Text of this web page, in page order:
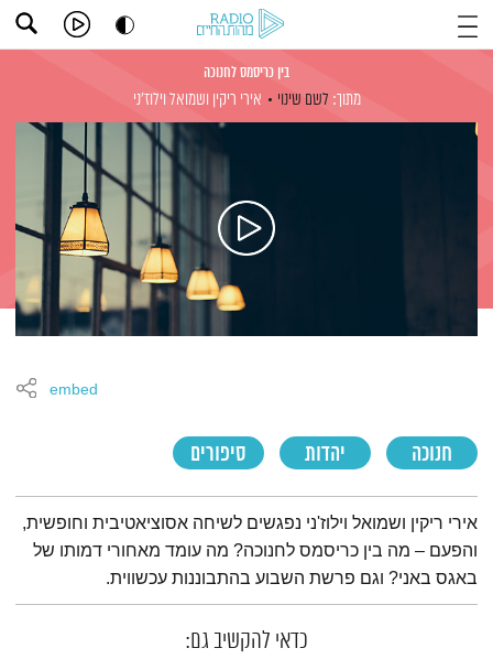
בין כריסמס לחנוכה
מתוך: לשם שינוי אירי ריקין ושמואל וילוז'ני
חנוכה יהדות סיפורים
embed
תמצית הפודקאסט
אירי ריקין ושמואל וילוז'ני נפגשים לשיחה אסוציאטיבית וחופשית,
והפעם – מה בין כריסמס לחנוכה? מה עומד מאחורי דמותו של
באגס באני? וגם פרשת השבוע בהתבוננות עכשווית.
כדאי להקשיב גם: